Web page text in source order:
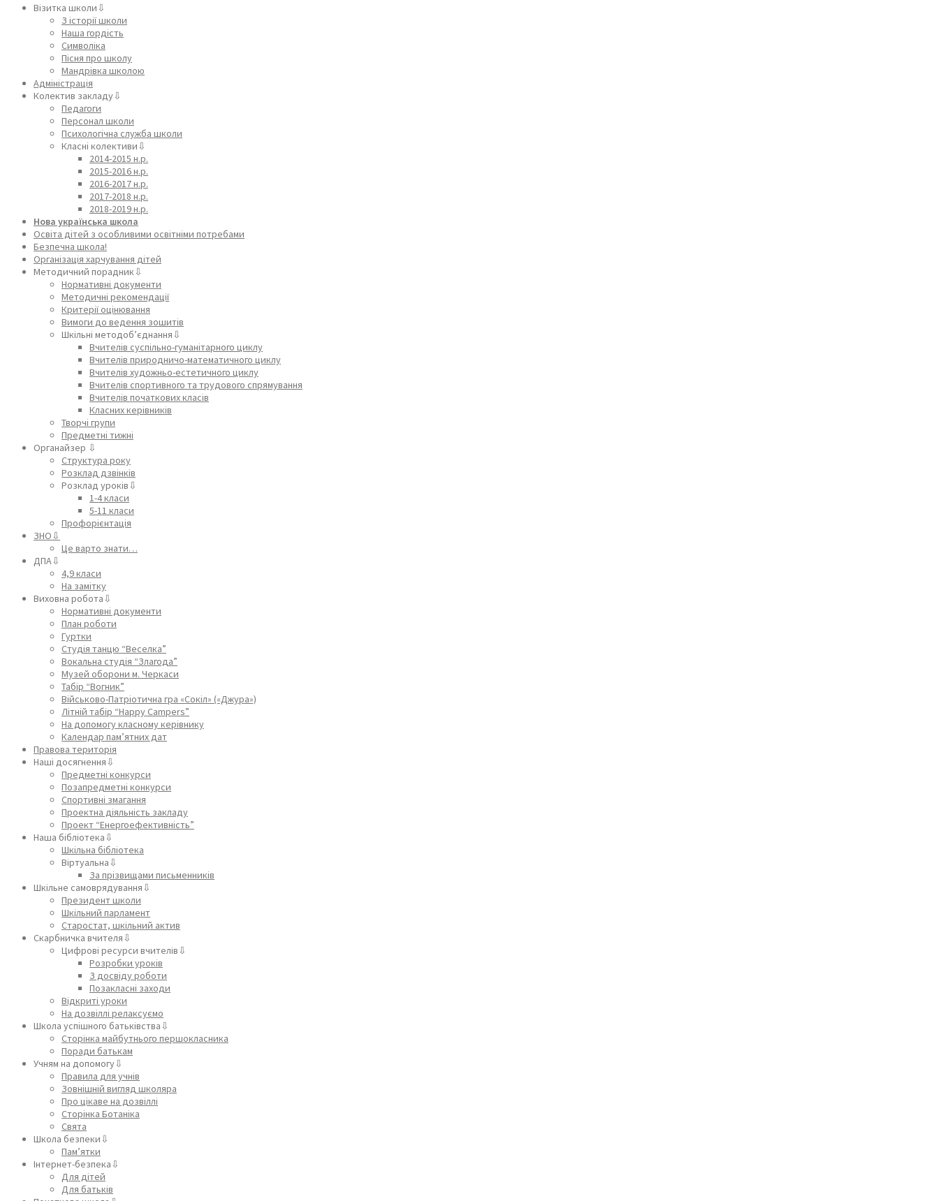
Візитка школи⇩
З історії школи
Наша гордість
Символіка
Пісня про школу
Мандрівка школою
Адміністрація
Колектив закладу⇩
Педагоги
Персонал школи
Психологічна служба школи
Класні колективи⇩
2014-2015 н.р.
2015-2016 н.р.
2016-2017 н.р.
2017-2018 н.р.
2018-2019 н.р.
Нова українська школа
Освіта дітей з особливими освітніми потребами
Безпечна школа!
Організація харчування дітей
Методичний порадник⇩
Нормативні документи
Методичні рекомендації
Критерії оцінювання
Вимоги до ведення зошитів
Шкільні методоб’єднання⇩
Вчителів суспільно-гуманітарного циклу
Вчителів природничо-математичного циклу
Вчителів художньо-естетичного циклу
Вчителів спортивного та трудового спрямування
Вчителів початкових класів
Класних керівників
Творчі групи
Предметні тижні
Органайзер ⇩
Структура року
Розклад дзвінків
Розклад уроків⇩
1-4 класи
5-11 класи
Профорієнтація
ЗНО⇩
Це варто знати…
ДПА⇩
4,9 класи
На замітку
Виховна робота⇩
Нормативні документи
План роботи
Гуртки
Студія танцю “Веселка”
Вокальна студія “Злагода”
Музей оборони м. Черкаси
Табір “Вогник”
Військово-Патріотична гра «Сокіл» («Джура»)
Літній табір “Happy Campers”
На допомогу класному керівнику
Календар пам’ятних дат
Правова територія
Наші досягнення⇩
Предметні конкурси
Позапредметні конкурси
Спортивні змагання
Проектна діяльність закладу
Проект “Енергоефективність”
Наша бібліотека⇩
Шкільна бібліотека
Віртуальна⇩
За прізвищами письменників
Шкільне самоврядування⇩
Президент школи
Шкільний парламент
Старостат, шкільний актив
Скарбничка вчителя⇩
Цифрові ресурси вчителів⇩
Розробки уроків
З досвіду роботи
Позакласні заходи
Відкриті уроки
На дозвіллі релаксуємо
Школа успішного батьківства⇩
Сторінка майбутнього першокласника
Поради батькам
Учням на допомогу⇩
Правила для учнів
Зовнішній вигляд школяра
Про цікаве на дозвіллі
Сторінка Ботаніка
Свята
Школа безпеки⇩
Пам’ятки
Інтернет-безпека⇩
Для дітей
Для батьків